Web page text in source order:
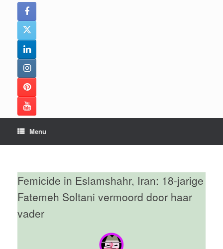
Menu
Femicide in Eslamshahr, Iran: 18-jarige
Fatemeh Soltani vermoord door haar
vader